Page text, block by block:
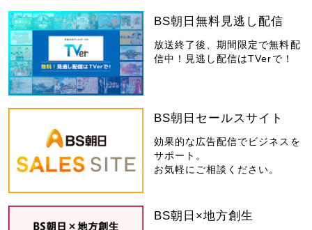
BS朝日無料見逃し配信
放送終了後、期間限定で無料配
信中！見逃し配信はTVerで！
BS朝日セールスサイト
効果的な広告配信でビジネスを
サポート。
お気軽にご相談ください。
BS朝日×地方創生